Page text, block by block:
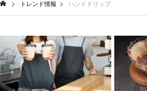
トレンド情報 ハンドドリップ